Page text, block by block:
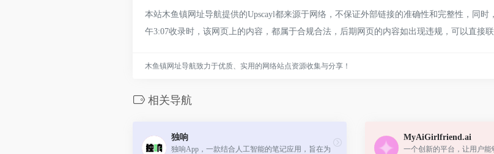
本站木鱼镇网址导航提供的Upscayl都来源于网络，不保证外部链接的准确性和完整性，同
午3:07收录时，该网页上的内容，都属于合规合法，后期网页的内容如出现违规，可以直接
木鱼镇网址导航致力于优质、实用的网络站点资源收集与分享！
相关导航
独响
独响App，一款结合人工智能的笔记应用，旨在为
MyAiGirlfriend.ai
一个创新的平台，让用户